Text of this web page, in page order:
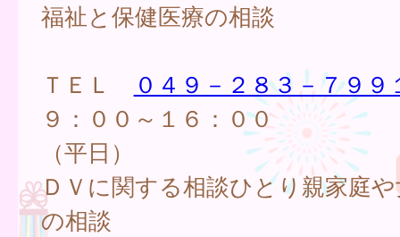
福祉と保健医療の相談
ＴＥＬ
０４９－２８３－７９９
９：００～１６：００
（平日）
ＤＶに関する相談ひとり親家庭
の相談